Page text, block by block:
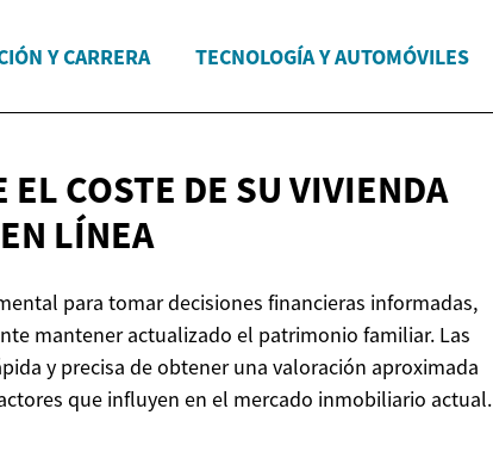
Y CARRERA TECNOLOGÍA Y AUTOMÓVILES
COSTE DE SU VIVIENDA
EN LÍNEA
para tomar decisiones financieras informadas,
mantener actualizado el patrimonio familiar. Las
y precisa de obtener una valoración aproximada
que influyen en el mercado inmobiliario actual.